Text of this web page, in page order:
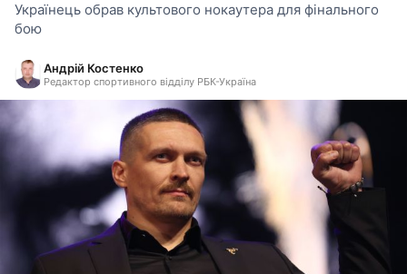
Українець обрав культового нокаутера для фінального
бою
Андрій Костенко
Редактор спортивного відділу РБК-Україна